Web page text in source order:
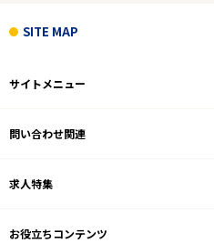
SITE MAP
サイトメニュー
問い合わせ関連
求人特集
お役立ちコンテンツ